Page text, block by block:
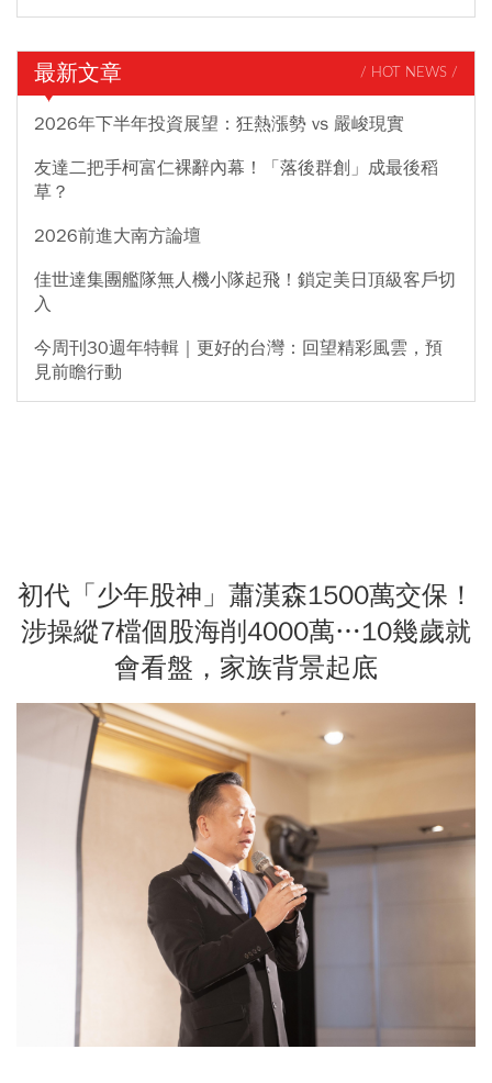
最新文章 / HOT NEWS /
2026年下半年投資展望：狂熱漲勢 vs 嚴峻現實
友達二把手柯富仁裸辭內幕！「落後群創」成最後稻
草？
2026前進大南方論壇
佳世達集團艦隊無人機小隊起飛！鎖定美日頂級客戶切
入
今周刊30週年特輯｜更好的台灣：回望精彩風雲，預
見前瞻行動
初代「少年股神」蕭漢森1500萬交保！
涉操縱7檔個股海削4000萬…10幾歲就
會看盤，家族背景起底